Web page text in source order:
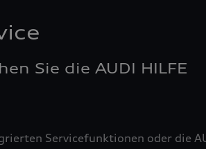
Sie die AUDI HILFE
Servicefunktionen oder die